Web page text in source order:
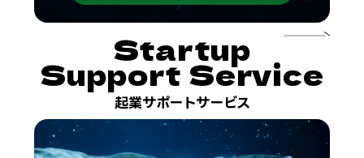
Startup
Support Service
起業サポートサービス